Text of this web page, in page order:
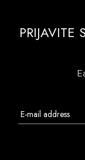
PRIJAVITE